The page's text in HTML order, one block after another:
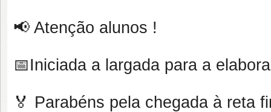
📢 Atenção alunos !
📅Iniciada a largada para a
🏅 Parabéns pela chegada à reta